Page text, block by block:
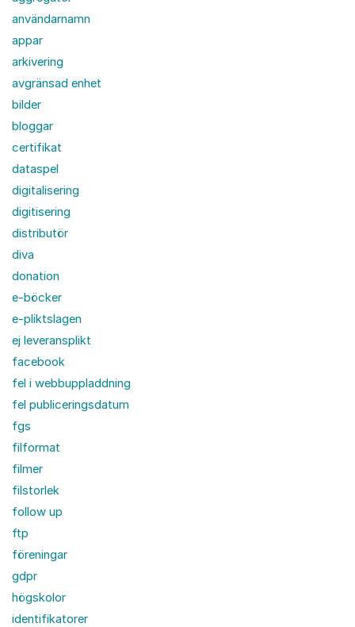
användarnamn
appar
arkivering
avgränsad enhet
bilder
bloggar
certifikat
dataspel
digitalisering
digitisering
distributör
diva
donation
e-böcker
e-pliktslagen
ej leveransplikt
facebook
fel i webbuppladdning
fel publiceringsdatum
fgs
filformat
filmer
filstorlek
follow up
ftp
föreningar
gdpr
högskolor
identifikatorer